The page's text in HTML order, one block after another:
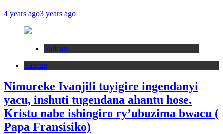
4 years ago3 years ago
Vatican
Vatican
Nimureke Ivanjili tuyigire ingendanyi
yacu, inshuti tugendana ahantu hose.
Kristu nabe ishingiro ry’ubuzima bwacu (
Papa Fransisiko)